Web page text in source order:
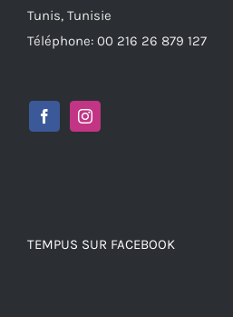
Tunis, Tunisie
Téléphone: 00 216 26 879 127
TEMPUS SUR FACEBOOK